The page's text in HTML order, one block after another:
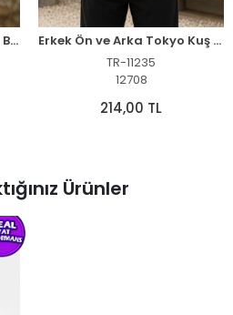
Erkek Outdoor Pusula Dağ Baskılı Kısa Kollu Oversize T-Shirt - Siyah
Erkek Ön ve Arka Tokyo Kuş Çiçek Baskılı Oversize T-Shirt - Ekru
TR-11235
12708
214,00 TL
Ürünler